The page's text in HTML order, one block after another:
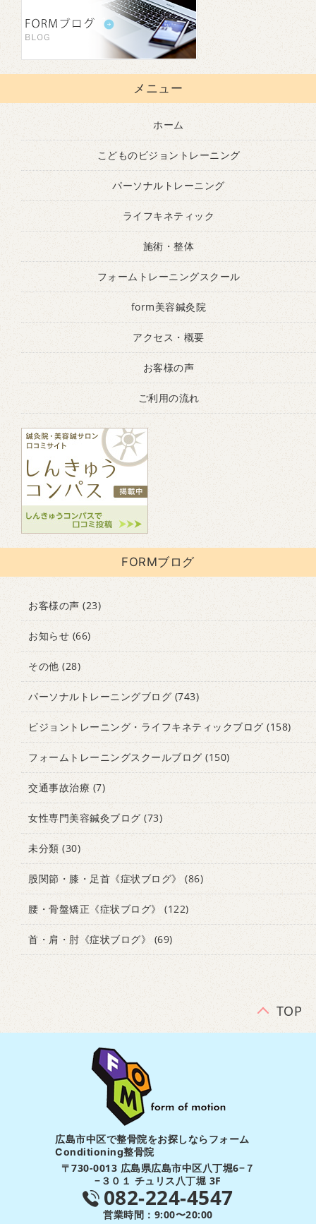
メニュー
ホーム
こどものビジョントレーニング
パーソナルトレーニング
ライフキネティック
施術・整体
フォームトレーニングスクール
form美容鍼灸院
アクセス・概要
お客様の声
ご利用の流れ
FORMブログ
お客様の声 (23)
お知らせ (66)
その他 (28)
パーソナルトレーニングブログ(743)
ビジョントレーニング・ライフキネティックブログ (158)
フォームトレーニングスクールブログ (150)
交通事故治療 (7)
女性専門美容鍼灸ブログ (73)
未分類 (30)
股関節・膝・足首《症状ブログ》 (86)
腰・骨盤矯正《症状ブログ》 (122)
首・肩・肘《症状ブログ》 (69)
TOP
広島市中区で整骨院をお探しならフォーム
Conditioning整骨院
〒730-0013 広島県広島市中区八丁堀6−７
−３０１ チュリス八丁堀 3F
082-224-4547
営業時間：9:00〜20:00